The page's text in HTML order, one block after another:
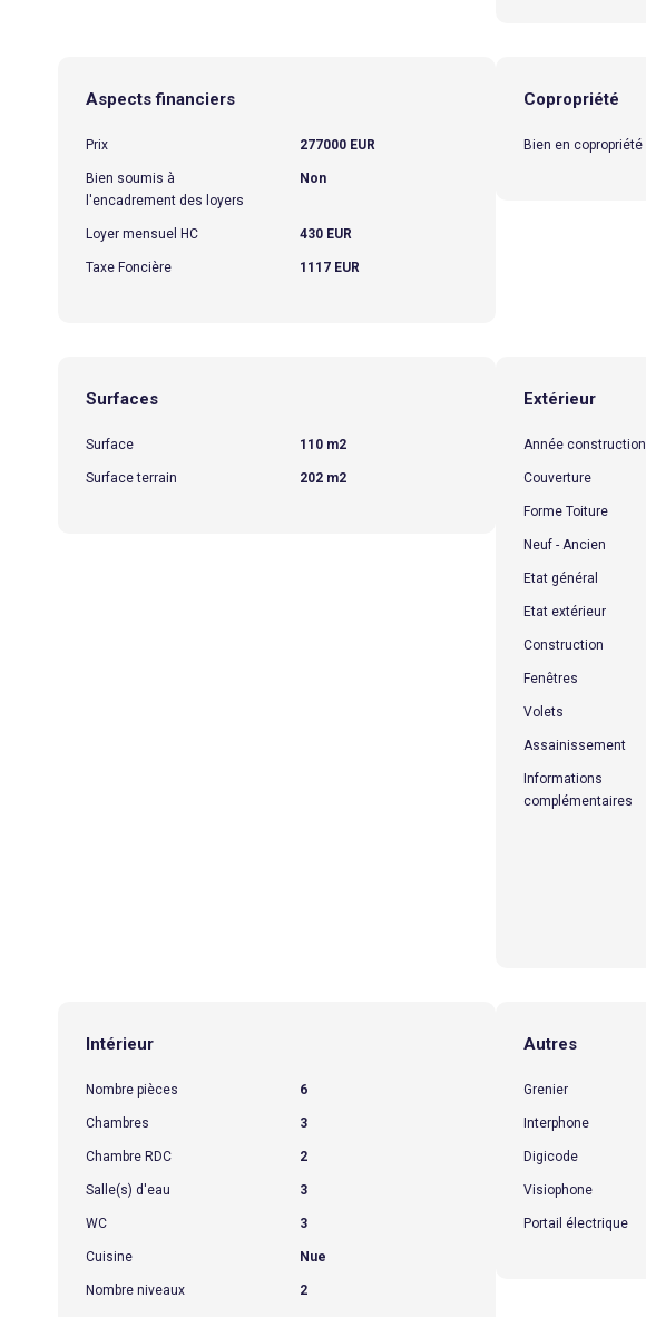
Aspects financiers
Prix 277000 EUR
Bien soumis à
l'encadrement des loyers
Non
Loyer mensuel HC 430 EUR
Taxe Foncière 1117 EUR
Copropriété
Bien en copropriété
Surfaces
Surface 110 m2
Surface terrain 202 m2
Extérieur
Année construction
Couverture
Forme Toiture
Neuf - Ancien
Etat général
Etat extérieur
Construction
Fenêtres
Volets
Assainissement
Informations
complémentaires
Intérieur
Nombre pièces 6
Chambres 3
Chambre RDC 2
Salle(s) d'eau 3
WC 3
Cuisine Nue
Nombre niveaux 2
Autres
Grenier
Interphone
Digicode
Visiophone
Portail électrique